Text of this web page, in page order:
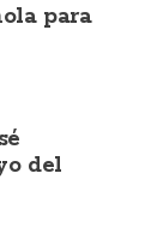
para
del